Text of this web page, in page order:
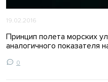
19.02.2016
Принцип полета морских
аналогичного показателя
0